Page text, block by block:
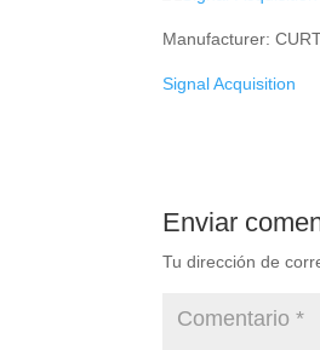
Manufacturer:
Signal Acquisition
Enviar
Tu dirección de